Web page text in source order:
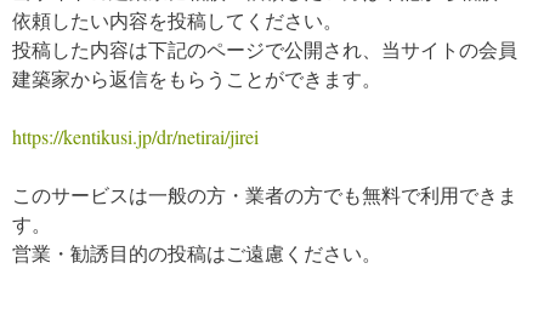
依頼したい内容を投稿してください。
投稿した内容は下記のページで公開され、当サイトの会員
建築家から返信をもらうことができます。
https://kentikusi.jp/dr/netirai/jirei
このサービスは一般の方・業者の方でも無料で利用できま
す。
営業・勧誘目的の投稿はご遠慮ください。